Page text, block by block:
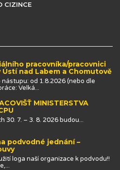
CIZINCE
pracovníka/pracovnici
Ústí nad Labem a Chomutově
od 1.8.2026 (nebo dle
Velká...
MINISTERSTVA
30. 7. – 3. 8. 2026 budou...
podvodné jednání –
loga naší organizace k podvodu!!